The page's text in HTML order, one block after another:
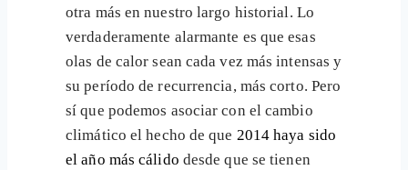
otra más en nuestro largo historial. Lo
verdaderamente alarmante es que esas
olas de calor sean cada vez más intensas y
su período de recurrencia, más corto. Pero
sí que podemos asociar con el cambio
climático el hecho de que 2014 haya sido
el año más cálido desde que se tienen